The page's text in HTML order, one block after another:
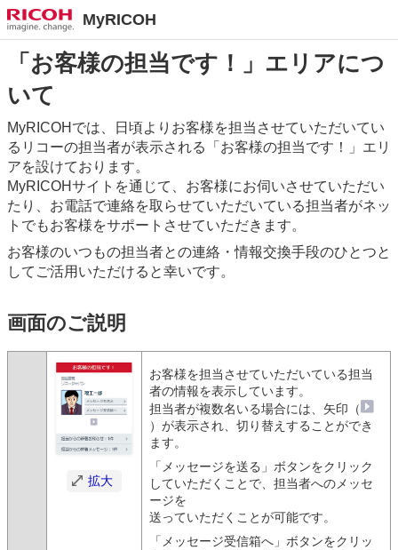
MyRICOH
「お客様の担当です！」エリアにつ
いて
MyRICOHでは、日頃よりお客様を担当させていただいてい
るリコーの担当者が表示される「お客様の担当です！」エリ
アを設けております。
MyRICOHサイトを通じて、お客様にお伺いさせていただい
たり、お電話で連絡を取らせていただいている担当者がネッ
トでもお客様をサポートさせていただきます。
お客様のいつもの担当者との連絡・情報交換手段のひとつと
してご活用いただけると幸いです。
画面のご説明
拡大
お客様を担当させていただいている担当
者の情報を表示しています。
担当者が複数名いる場合には、矢印（
）が表示され、切り替えすることができ
ます。
「メッセージを送る」ボタンをクリック
していただくことで、担当者へのメッセ
ージを
送っていただくことが可能です。
「メッセージ受信箱へ」ボタンをクリッ